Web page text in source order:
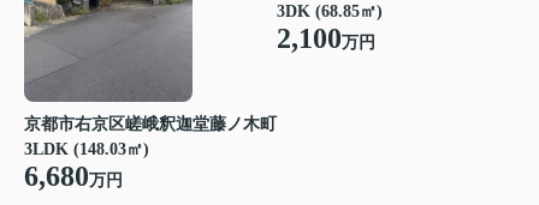
京都市右京区嵯峨釈迦堂藤ノ木町
3LDK (148.03㎡)
6,680万円
3DK (68.85㎡)
2,100万円